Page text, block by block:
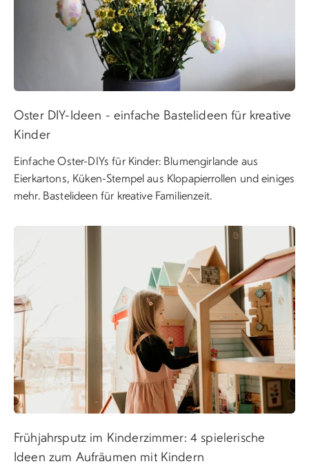
Oster DIY-Ideen - einfache Bastelideen für kreative
Kinder
Einfache Oster-DIYs für Kinder: Blumengirlande aus
Eierkartons, Küken-Stempel aus Klopapierrollen und einiges
mehr. Bastelideen für kreative Familienzeit.
Frühjahrsputz im Kinderzimmer: 4 spielerische
Ideen zum Aufräumen mit Kindern